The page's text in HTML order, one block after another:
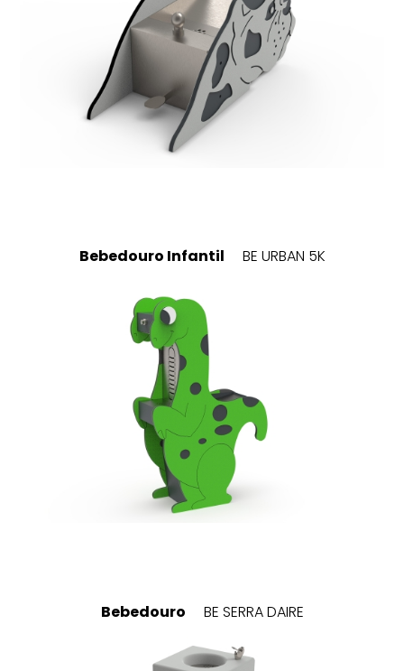
Bebedouro Infantil BE URBAN 5K
Bebedouro BE SERRA DAIRE